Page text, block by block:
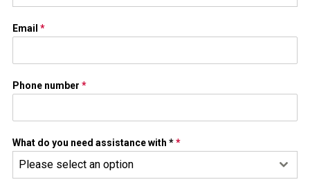
Email *
Phone number *
What do you need assistance with **
Please select an option